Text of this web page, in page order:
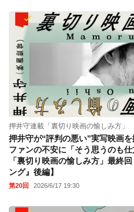
押井守連載「裏切り映画の愉しみ方」
押井守が“評判の悪い”実写映画
ファンの不安に「そう思うのも
「裏切り映画の愉しみ方」最終
ング』後編】
第20回 2026/6/17 19:30